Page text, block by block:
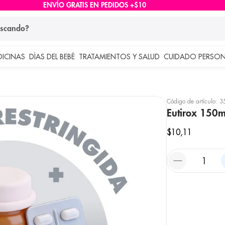
ENVÍO GRATIS EN PEDIDOS +$10
DÍAS DEL BEBÉ TRATAMIENTOS Y SALUD CUIDADO
Código de artículo:
Eutirox
$10,11
buscados